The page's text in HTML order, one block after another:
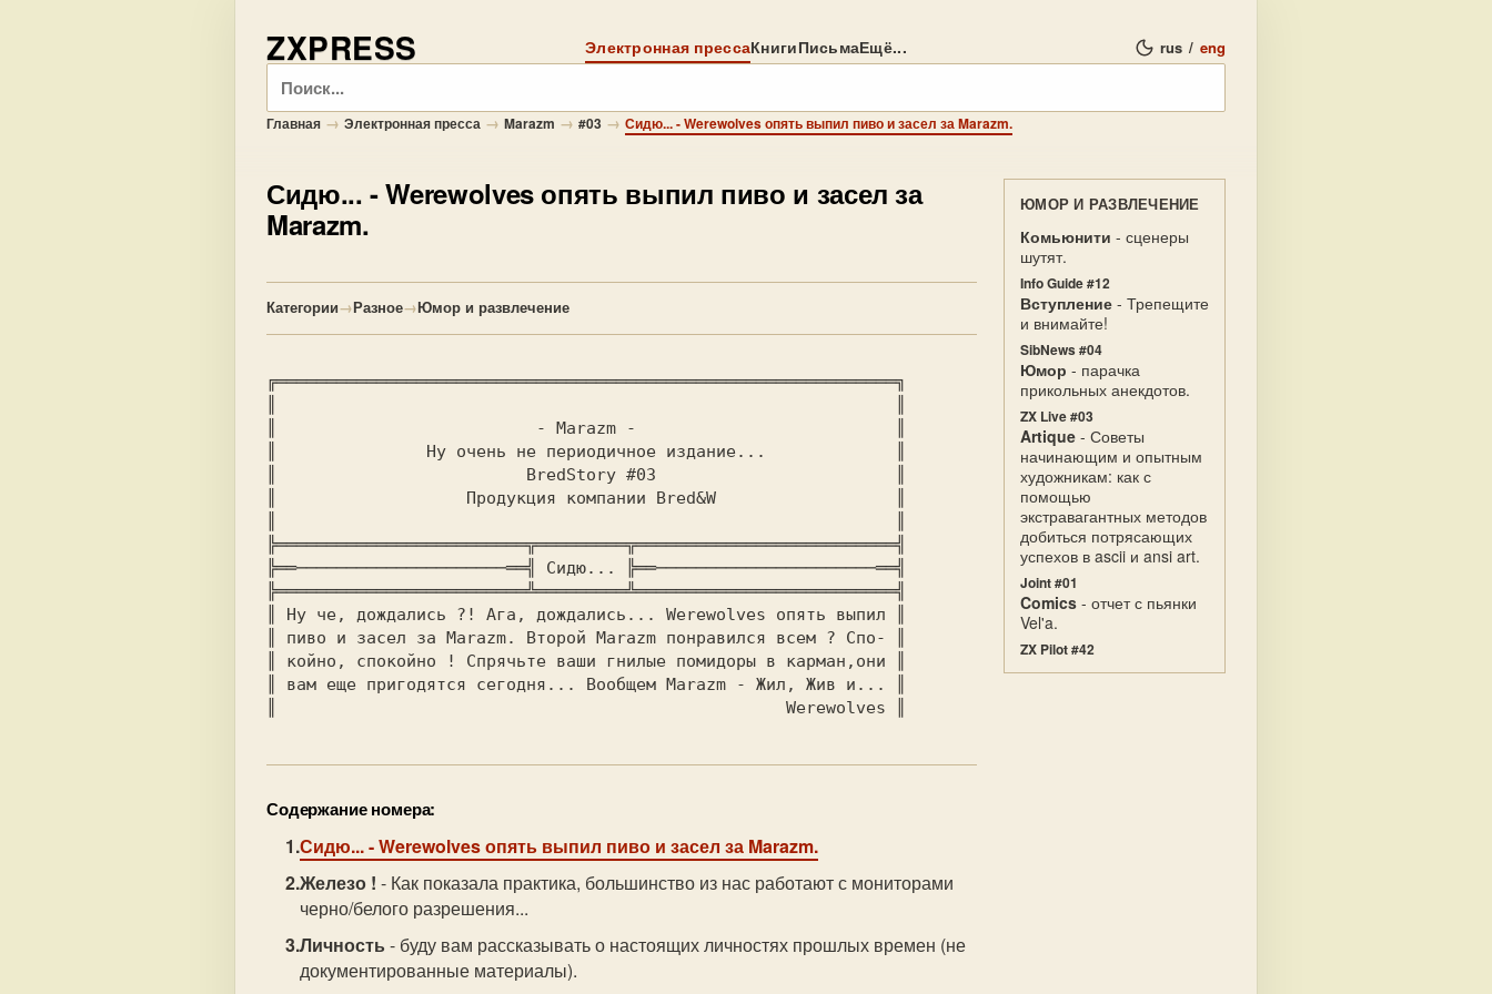
ZXPRESS Электронная прессаКнигиПисьмаЕщё... rus / eng
Поиск
Главная → Электронная пресса → Marazm → #03 → Сидю... - Werewolves опять выпил пиво и засел за Marazm.
Сидю... - Werewolves опять выпил пиво и засел за
Marazm.
Категории→Разное→Юмор и развлечение
╔══════════════════════════════════════════════════════════════╗
║                          - Marazm -                          ║
║               Ну очень не периодичное издание...             ║
║                         BredStory #03                        ║
║                   Продукция компании Bred&W	               ║
╠═════════════════════════╦═════════╦══════════════════════════╣
╠══─────────────────────══╣ Сидю... ╠══──────────────────────══╣
╠═════════════════════════╩═════════╩══════════════════════════╣
║ Ну че, дождались ?! Ага, дождались... Werewolves опять выпил ║
║ пиво и засел за Marazm. Второй Marazm понравился всем ? Спо- ║
║ койно, спокойно ! Спрячьте ваши гнилые помидоры в карман,они ║
║ вам еще пригодятся сегодня... Вообщем Marazm - Жил, Жив и... ║
║                                                   Werewolves ║
Содержание номера:
Сидю...- Werewolves опять выпил пиво и засел за Marazm.
Железо ! - Как показала практика, большинство из нас работают с мониторами
черно/белого разрешения...
Личность - буду вам рассказывать о настоящих личностях прошлых времен (не
документированные материалы).
ЮМОР И РАЗВЛЕЧЕНИЕ
Комьюнити - сценеры
шутят.
Info Guide #12
Вступление - Трепещите
и внимайте!
SibNews #04
Юмор - парачка
прикольных анекдотов.
ZX Live #03
Artique - Советы
начинающим и опытным
художникам: как с
помощью
экстравагантных методов
добиться потрясающих
успехов в ascii и ansi art.
Joint #01
Comics - отчет с пьянки
Vel'a.
ZX Pilot #42